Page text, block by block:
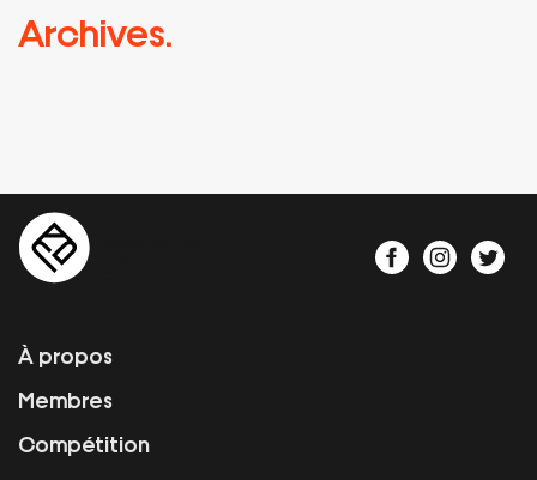
Archives.
À propos
Membres
Compétition